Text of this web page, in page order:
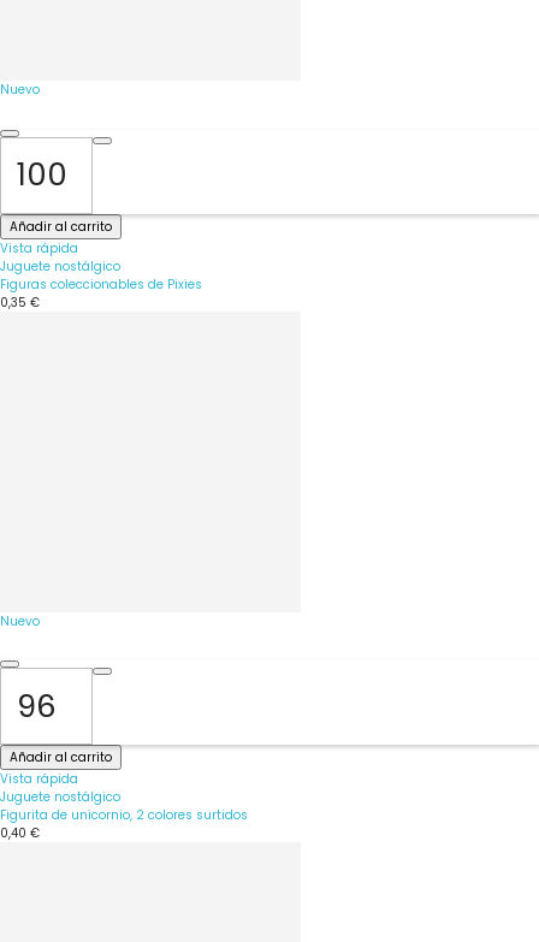
Nuevo
Añadir al carrito
Vista rápida
Juguete nostálgico
Figuras coleccionables de Pixies
0,35 €
Nuevo
Añadir al carrito
Vista rápida
Juguete nostálgico
Figurita de unicornio, 2 colores surtidos
0,40 €